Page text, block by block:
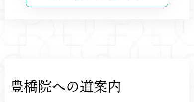
豊橋院への道案内